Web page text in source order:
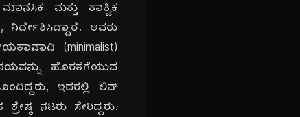
ಮತ್ತು ತಾತ್ವಿಕ
ನಿರ್ದೇಶಿಸಿದ್ದಾರೆ. ಅವರು
(minimalist)
ಹೊರತೆಗೆಯುವ
ಇದರಲ್ಲಿ ಲಿವ್
ನಟರು ಸೇರಿದ್ದರು.